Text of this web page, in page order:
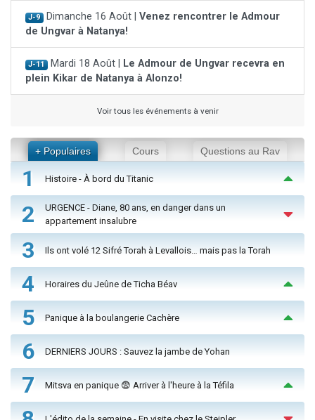
J-9 Dimanche 16 Août | Venez rencontrer le Admour
de Ungvar à Natanya!
J-11 Mardi 18 Août |
Le Admour de Ungvar recevra en
plein Kikar de Natanya à Alonzo!
Voir tous les événements à venir
+ Populaires Cours Questions au Rav
1 Histoire - À bord du Titanic
2
URGENCE - Diane, 80 ans, en danger dans un
appartement insalubre
3 Ils ont volé 12 Sifré Torah à Levallois… mais pas la Torah
4 Horaires du Jeûne de Ticha Béav
5 Panique à la boulangerie Cachère
6 DERNIERS JOURS : Sauvez la jambe de Yohan
7 Mitsva en panique 😨 Arriver à l'heure à la Téfila